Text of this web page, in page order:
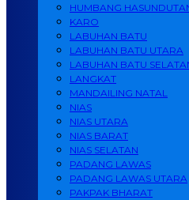
HUMBANG
KARO
LABUHAN BATU
LABUHAN BATU UTARA
LABUHAN BATU
LANGKAT
MANDAILING NATAL
NIAS
NIAS UTARA
NIAS BARAT
NIAS SELATAN
PADANG LAWAS
PADANG LAWAS UTARA
PAKPAK BHARAT